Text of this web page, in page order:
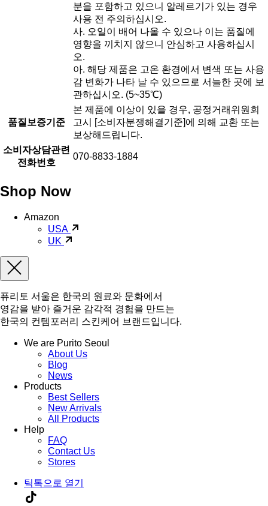
분을 포함하고 있으니 알레르기가 있는 경우
사용 전 주의하십시오.
사. 오일이 배어 나올 수 있으나 이는 품질에
영향을 끼치지 않으니 안심하고 사용하십시
오.
아. 해당 제품은 고온 환경에서 변색 또는 사용
감 변화가 나타 날 수 있으므로 서늘한 곳에 보
관하십시오. (5~35℃)
품질보증기준
본 제품에 이상이 있을 경우, 공정거래위원회
고시 [소비자분쟁해결기준]에 의해 교환 또는
보상해드립니다.
소비자상담관련
전화번호
070-8833-1884
Shop Now
Amazon
USA
UK
퓨리토 서울은 한국의 원료와 문화에서
영감을 받아 즐거운 감각적 경험을 만드는
한국의 컨템포러리 스킨케어 브랜드입니다.
We are Purito Seoul
About Us
Blog
News
Products
Best Sellers
New Arrivals
All Products
Help
FAQ
Contact Us
Stores
틱톡으로 열기